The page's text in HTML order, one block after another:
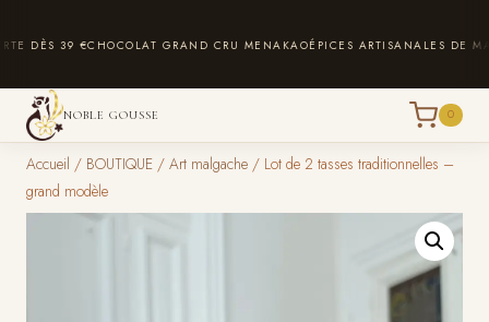
au
39 € CHOCOLAT GRAND CRU MENAKAOÉPICES ARTISANALES DE
NOBLE GOUSSE 0
Accueil / BOUTIQUE / Art malgache / Lot de 2 tasses traditionnelles –
grand modèle